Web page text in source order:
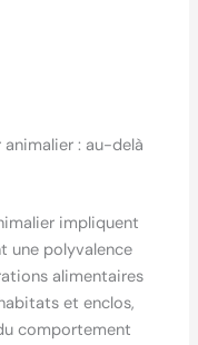
: au-delà
impliquent
une polyvalence
alimentaires
et enclos,
comportement